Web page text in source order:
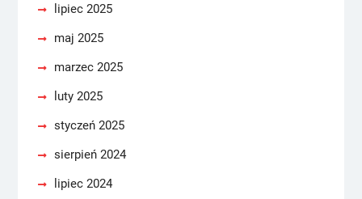
lipiec 2025
maj 2025
marzec 2025
luty 2025
styczeń 2025
sierpień 2024
lipiec 2024